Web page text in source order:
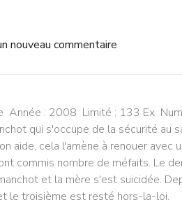
nouveau commentaire
Année : 2008 Limité : 133 Ex
qui s'occupe de la sécurité au
aide, cela l'amène à renouer avec
commis nombre de méfaits. Le
et la mère s'est suicidée.
le troisième est resté hors-la-loi.